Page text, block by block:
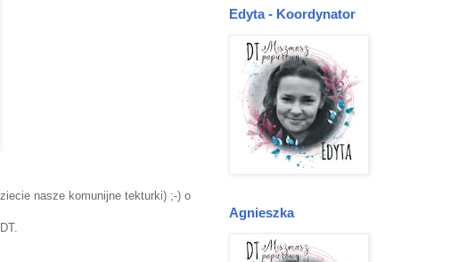
nasze komunijne tekturki) ;-) o
Edyta - Koordynator
Agnieszka